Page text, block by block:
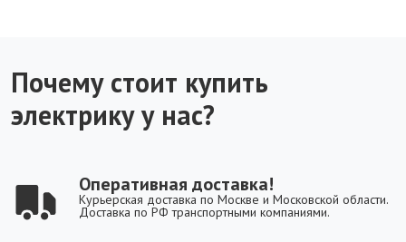
Почему стоит купить
электрику у нас?
Оперативная доставка!
Курьерская доставка по Москве и Московской области.
Доставка по РФ транспортными компаниями.